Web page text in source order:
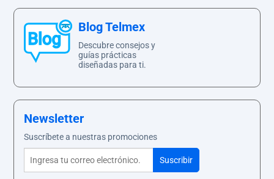
Ayuda
Centros
Telmex
-
WiFi
Blog Telmex
Descubre consejos y
guías prácticas
diseñadas para ti.
Newsletter
Suscríbete a nuestras promociones